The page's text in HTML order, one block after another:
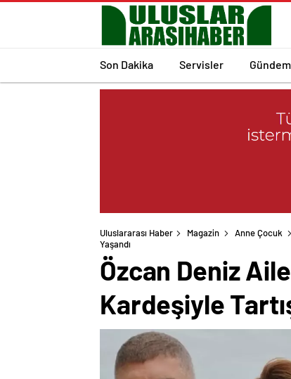
Son Dakika Servisler Gündem
Uluslararası Haber Magazin Anne Çocuk
Yaşandı
Özcan Deniz
Kardeşiyle